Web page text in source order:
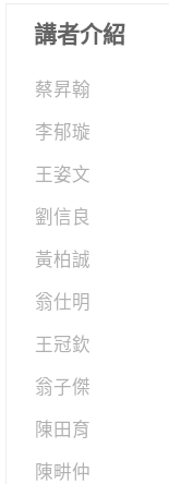
講者介紹
蔡昇翰
李郁璇
王姿文
劉信良
黃柏誠
翁仕明
王冠欽
翁子傑
陳田育
陳畊仲